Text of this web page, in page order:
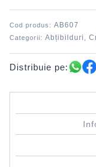
zâmbește
DACO
Cod produs: AB607
Categorii: Abțibilduri ,
Distribuie pe: